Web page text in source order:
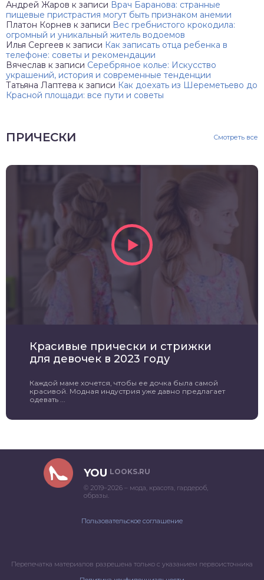
Андрей Жаров к записи Врач Баранова: странные
пищевые пристрастия могут быть признаком анемии
Платон Корнев к записи Вес гребнистого крокодила:
огромный и уникальный житель водоемов
Илья Сергеев к записи Как записать отца ребенка в
телефоне: советы и рекомендации
Вячеслав к записи Серебряное колье: Искусство
украшений, история и современные тенденции
Татьяна Лаптева к записи Как доехать из Шереметьево до
Красной площади: все пути и советы
ПРИЧЕСКИ Смотреть все
Красивые прически и стрижки
для девочек в 2023 году
Каждой маме хочется, чтобы ее дочка была самой
красивой. Модная индустрия уже давно предлагает
одевать ...
YOU LOOKS.RU
© 2019–2026 – мода, красота, гардероб,
образы.
Пользовательское соглашение
Перепечатка материалов разрешена только с указанием первоисточника